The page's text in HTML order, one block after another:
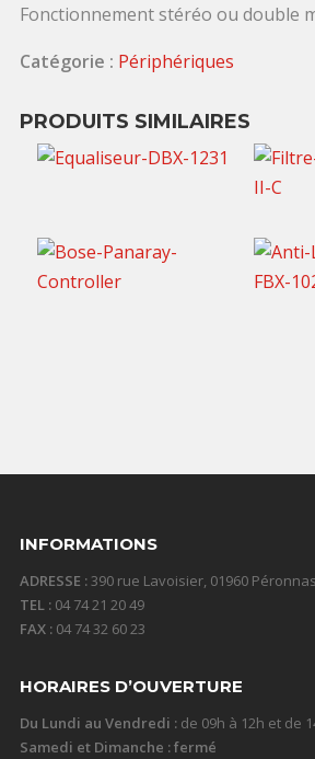
Fonctionnement stéréo ou double
Catégorie : Périphériques
PRODUITS SIMILAIRES
50,00€ TTC / jour
INFORMATIONS
ADRESSE :390 rue Lavoisier, 01960 Péronnas
TEL :04 74 21 20 49
FAX :04 74 32 60 23
HORAIRES D’OUVERTURE
Du Lundi au Vendredi :de 09h à 12h et de
Samedi et Dimanche : fermé